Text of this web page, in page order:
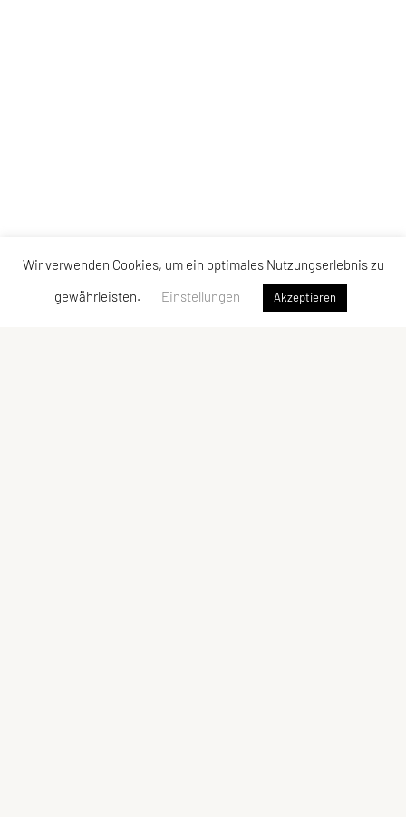
Wir verwenden Cookies, um ein optimales Nutzungserlebnis zu
gewährleisten.
Einstellungen Akzeptieren